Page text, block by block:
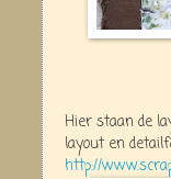
Hier staan de
layout en
http://